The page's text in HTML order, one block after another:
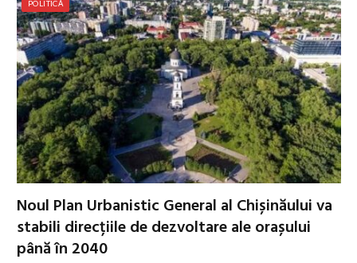
POLITICĂ
Noul Plan Urbanistic General al Chișinăului va
stabili direcțiile de dezvoltare ale orașului
până în 2040